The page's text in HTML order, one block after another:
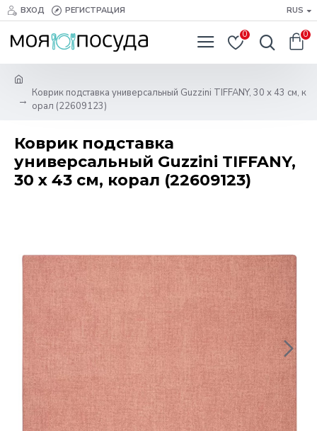
ВХОД РЕГИСТРАЦИЯ RUS
0 0
Коврик подставка универсальный Guzzini TIFFANY, 30 х 43 см, к
орал (22609123)
Коврик подставка
универсальный Guzzini TIFFANY,
30 х 43 см, корал (22609123)